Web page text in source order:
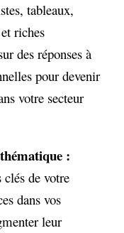
tableaux,
riches
des réponses à
pour devenir
votre secteur
:
clés de votre
dans vos
leur